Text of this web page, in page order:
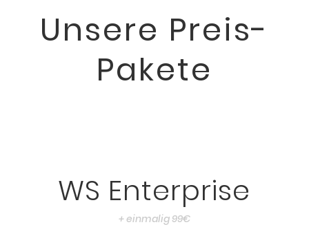
Unsere Preis-
Pakete
WS Enterprise
+ einmalig 99€